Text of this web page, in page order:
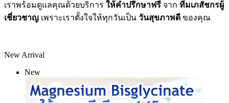
เราพร้อมดูแลคุณด้วยบริการ ให้คำปรึกษาฟรี จาก ทีมเภสัชกรผู้
เชี่ยวชาญ เพราะเราตั้งใจให้ทุกวันเป็น วันสุขภาพดี ของคุณ
New Arrival
New